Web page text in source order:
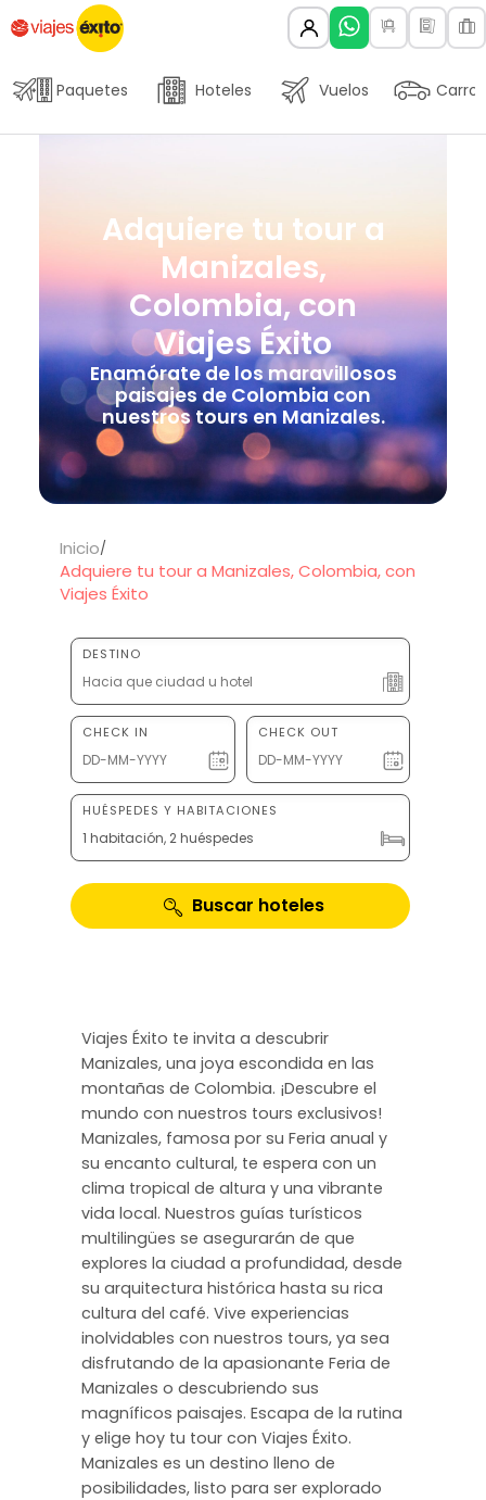
Paquetes Hoteles Vuelos Carros
Adquiere tu tour a
Manizales,
Colombia, con
Viajes Éxito
Enamórate de los maravillosos
paisajes de Colombia con
nuestros tours en Manizales.
Inicio
Adquiere tu tour a Manizales, Colombia, con
Viajes Éxito
DESTINO
CHECK IN CHECK OUT
HUÉSPEDES Y HABITACIONES
1 habitación, 2 huéspedes
Buscar hoteles
Viajes Éxito te invita a descubrir
Manizales, una joya escondida en las
montañas de Colombia. ¡Descubre el
mundo con nuestros tours exclusivos!
Manizales, famosa por su Feria anual y
su encanto cultural, te espera con un
clima tropical de altura y una vibrante
vida local. Nuestros guías turísticos
multilingües se asegurarán de que
explores la ciudad a profundidad, desde
su arquitectura histórica hasta su rica
cultura del café. Vive experiencias
inolvidables con nuestros tours, ya sea
disfrutando de la apasionante Feria de
Manizales o descubriendo sus
magníficos paisajes. Escapa de la rutina
y elige hoy tu tour con Viajes Éxito.
Manizales es un destino lleno de
posibilidades, listo para ser explorado